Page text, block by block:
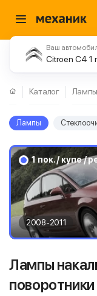
Ваш
Citroen C4 1
Каталог Лампы
Лампы
1 пок. / купе /
2008-2011
Лампы